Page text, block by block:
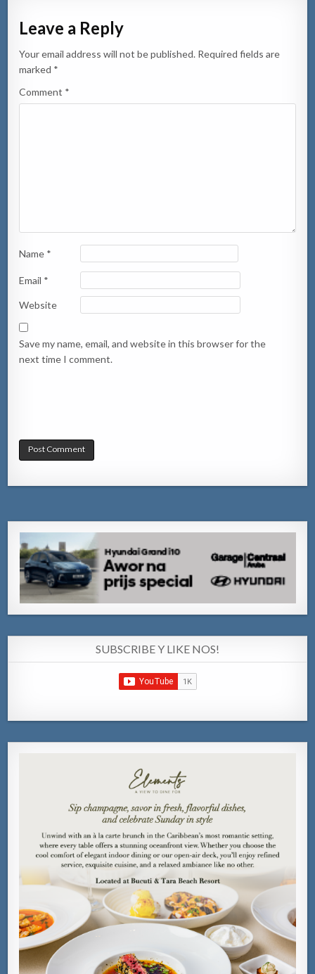
Leave a Reply
Your email address will not be published. Required fields are
marked *
Comment *
Name *
Email *
Website
Save my name, email, and website in this browser for the
next time I comment.
SUBSCRIBE Y LIKE NOS!